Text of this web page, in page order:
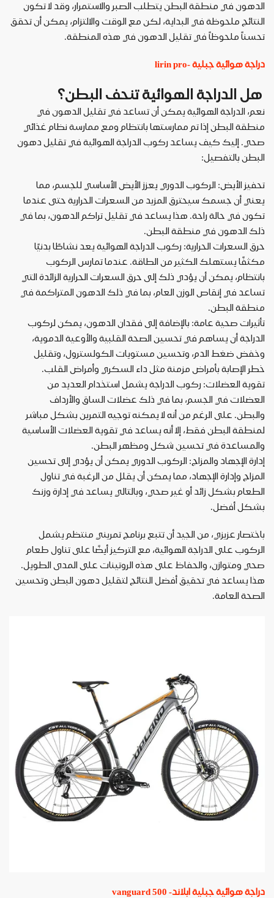
الدهون في منطقة البطن يتطلب الصبر والاستمرار، وقد لا تكون
النتائج ملحوظة في البداية، لكن مع الوقت والالتزام، يمكن أن تحقق
تحسناً ملحوظاً في تقليل الدهون في هذه المنطقة.
دراجة هوائية جبلية -lirin pro
هل الدراجة الهوائية تنحف البطن؟
نعم، الدراجة الهوائية يمكن أن تساعد في تقليل الدهون في
منطقة البطن إذا تم ممارستها بانتظام ومع ممارسة نظام غذائي
صحي. إليك كيف يساعد ركوب الدراجة الهوائية في تقليل دهون
البطن بالتفصيل:
تحفيز الأيض: الركوب الدوري يعزز الأيض الأساسي للجسم، مما
يعني أن جسمك سيحترق المزيد من السعرات الحرارية حتى عندما
تكون في حالة راحة. هذا يساعد في تقليل تراكم الدهون، بما في
ذلك الدهون في منطقة البطن.
حرق السعرات الحرارية: ركوب الدراجة الهوائية يعد نشاطًا بدنيًا
مكثفًا يستهلك الكثير من الطاقة. عندما تمارس الركوب
بانتظام، يمكن أن يؤدي ذلك إلى حرق السعرات الحرارية الزائدة التي
تساعد في إنقاص الوزن العام، بما في ذلك الدهون المتراكمة في
منطقة البطن.
تأثيرات صحية عامة: بالإضافة إلى فقدان الدهون، يمكن لركوب
الدراجة أن يساهم في تحسين الصحة القلبية والأوعية الدموية،
وخفض ضغط الدم، وتحسين مستويات الكولسترول، وتقليل
خطر الإصابة بأمراض مزمنة مثل داء السكري وأمراض القلب.
تقوية العضلات: ركوب الدراجة يشمل استخدام العديد من
العضلات في الجسم، بما في ذلك عضلات الساق والأرداف
والبطن. على الرغم من أنه لا يمكنه توجيه التمرين بشكل مباشر
لمنطقة البطن فقط، إلا أنه يساعد في تقوية العضلات الأساسية
والمساعدة في تحسين شكل ومظهر البطن.
إدارة الإجهاد والمزاج: الركوب الدوري يمكن أن يؤدي إلى تحسين
المزاج وإدارة الإجهاد، مما يمكن أن يقلل من الرغبة في تناول
الطعام بشكل زائد أو غير صحي، وبالتالي يساعد في إدارة وزنك
بشكل أفضل.
باختصار عزيزي، من الجيد أن تتبع برنامج تمريني منتظم يشمل
الركوب على الدراجة الهوائية، مع التركيز أيضًا على تناول طعام
صحي ومتوازن، والحفاظ على هذه الروتينات على المدى الطويل.
هذا يساعد في تحقيق أفضل النتائج لتقليل دهون البطن وتحسين
الصحة العامة.
دراجة هوائية جبلية ابلاند- vanguard 500